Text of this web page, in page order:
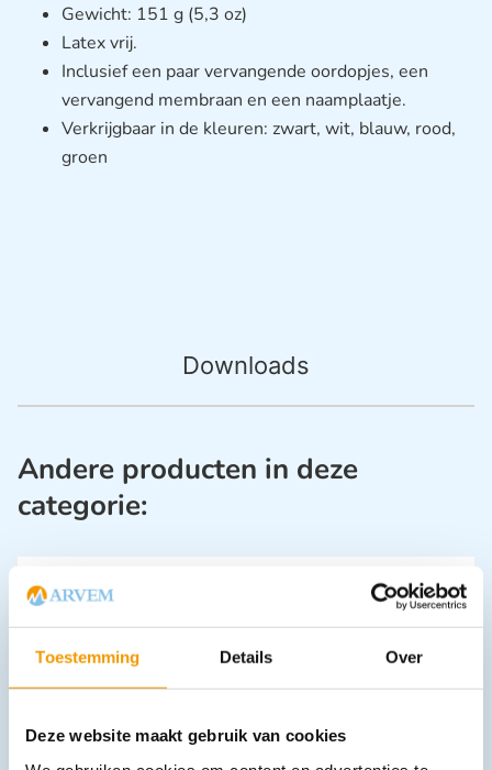
Toestemming Details Over
Deze website maakt gebruik van cookies
Downloads
Gewicht: 151 g (5,3 oz)
Latex vrij.
Inclusief een paar vervangende oordopjes, een
vervangend membraan en een naamplaatje.
Verkrijgbaar in de kleuren: zwart, wit, blauw, rood,
groen
Andere producten in deze
categorie:
PulseOximeter/Saturatie meter met OLED kleur display / Geel